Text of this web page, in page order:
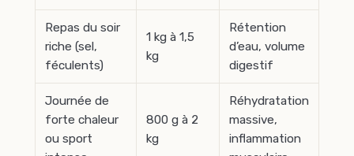
Repas du soir
riche (sel,
féculents)
1 kg à 1,5
kg
Rétention
d’eau, volume
digestif
Journée de
forte chaleur
ou sport
800 g à 2
kg
Réhydratation
massive,
inflammation